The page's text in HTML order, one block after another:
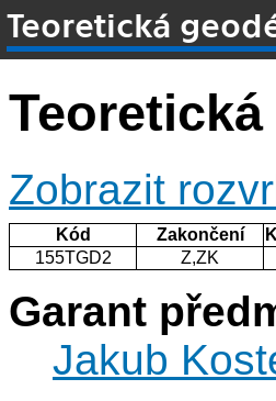
Teoretická
Zobrazit
Kód Zakončení
155TGD2
Z,ZK
Garant
Jakub